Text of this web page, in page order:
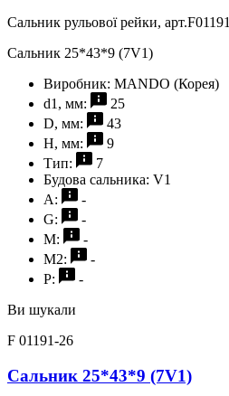
Сальник рульової рейки, арт.F01191
Сальник 25*43*9 (7V1)
Виробник: MANDO (Корея)
d1, мм:
25
D, мм:
43
H, мм:
9
Тип:
7
Будова сальника: V1
A:
-
G:
-
M:
-
M2:
-
P:
-
Ви шукали
F 01191-26
Сальник 25*43*9 (7V1)